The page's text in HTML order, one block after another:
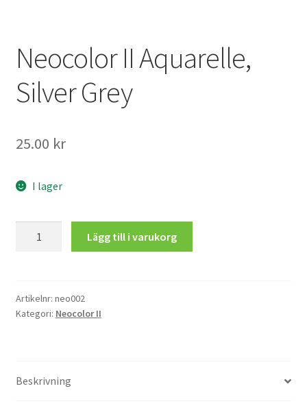
Neocolor II Aquarelle,
Silver Grey
25.00 kr
I lager
Grey
mängd
Lägg till i varukorg
Artikelnr: neo002
Kategori: Neocolor II
Beskrivning